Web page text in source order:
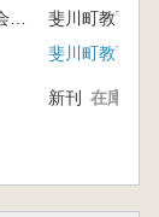
報告
諸問題斐川町教育委
新刊 在庫なし